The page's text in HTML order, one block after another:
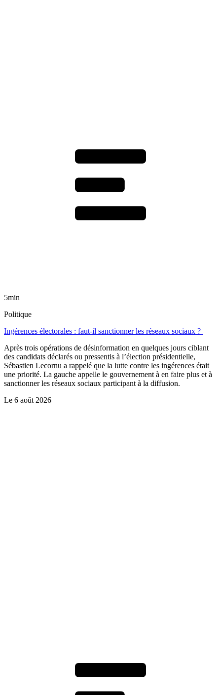
5min
Politique
Ingérences électorales : faut-il sanctionner les réseaux sociaux ?
Après trois opérations de désinformation en quelques jours ciblant
des candidats déclarés ou pressentis à l’élection présidentielle,
Sébastien Lecornu a rappelé que la lutte contre les ingérences était
une priorité. La gauche appelle le gouvernement à en faire plus et à
sanctionner les réseaux sociaux participant à la diffusion.
Le 6 août 2026